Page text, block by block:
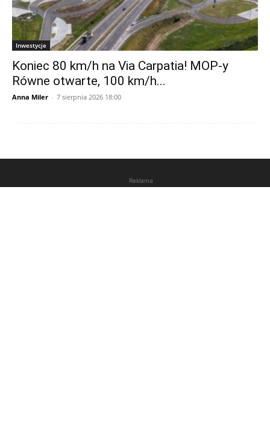
Inwestycje
Koniec 80 km/h na Via Carpatia! MOP-y
Równe otwarte, 100 km/h...
Anna Miler - 7 sierpnia 2026 18:00
Reklama